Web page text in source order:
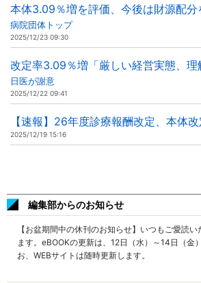
本体3.09％増を評価、今後は財源配分
病院団体トップ
2025/12/23 09:30
改定率3.09％増「厳しい経営実態、理
日医が謝意
2025/12/22 09:41
【速報】26年度診療報酬改定、本体
2025/12/19 15:16
編集部からのお知らせ
【お盆期間中の休刊のお知らせ】いつもご愛読
ます。eBOOKの更新は、12日（水）～14日（金
お、WEBサイトは随時更新します。